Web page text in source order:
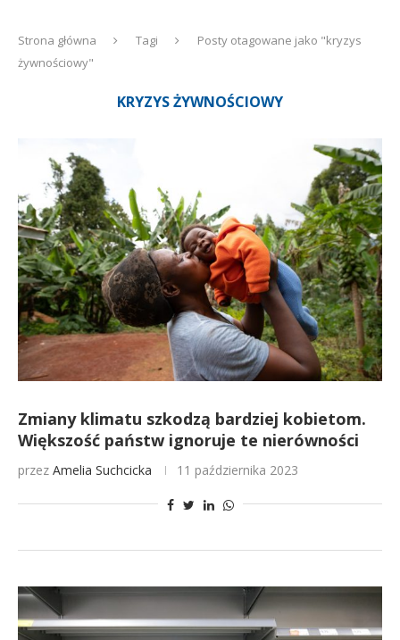
Strona główna Tagi
Posty otagowane jako "kryzys
żywnościowy"
KRYZYS ŻYWNOŚCIOWY
Zmiany klimatu szkodzą bardziej kobietom.
Większość państw ignoruje te nierówności
przez Amelia Suchcicka 11 października 2023